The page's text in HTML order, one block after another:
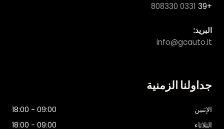
+39
0331 808330
البريد:
info@gcauto.it
جداولنا الزمنية
الإثنين
09:00 - 18:00
الثلاثاء
09:00 - 18:00